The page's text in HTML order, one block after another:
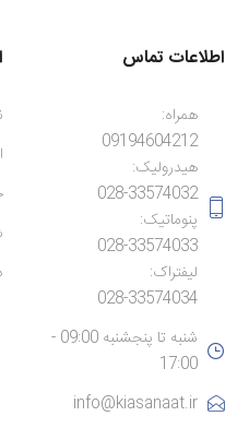
اطلاعات تماس
همراه:
09194604212
هیدرولیک:
028-33574032
پنوماتیک:
028-33574033
لیفتراک:
028-33574034
شنبه تا پنجشنبه 09:00 -
17:00
info@kiasanaat.ir